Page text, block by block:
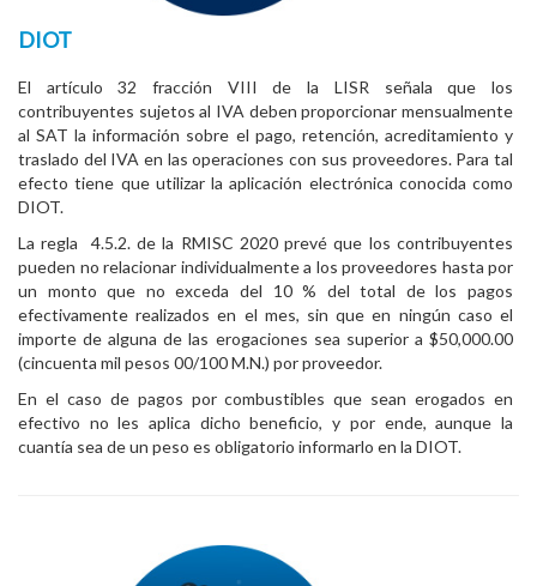
DIOT
El artículo 32 fracción VIII de la LISR señala que los
contribuyentes sujetos al IVA deben proporcionar mensualmente
al SAT la información sobre el pago, retención, acreditamiento y
traslado del IVA en las operaciones con sus proveedores. Para tal
efecto tiene que utilizar la aplicación electrónica conocida como
DIOT.
La regla 4.5.2. de la RMISC 2020 prevé que los contribuyentes
pueden no relacionar individualmente a los proveedores hasta por
un monto que no exceda del 10 % del total de los pagos
efectivamente realizados en el mes, sin que en ningún caso el
importe de alguna de las erogaciones sea superior a $50,000.00
(cincuenta mil pesos 00/100 M.N.) por proveedor.
En el caso de pagos por combustibles que sean erogados en
efectivo no les aplica dicho beneficio, y por ende, aunque la
cuantía sea de un peso es obligatorio informarlo en la DIOT.